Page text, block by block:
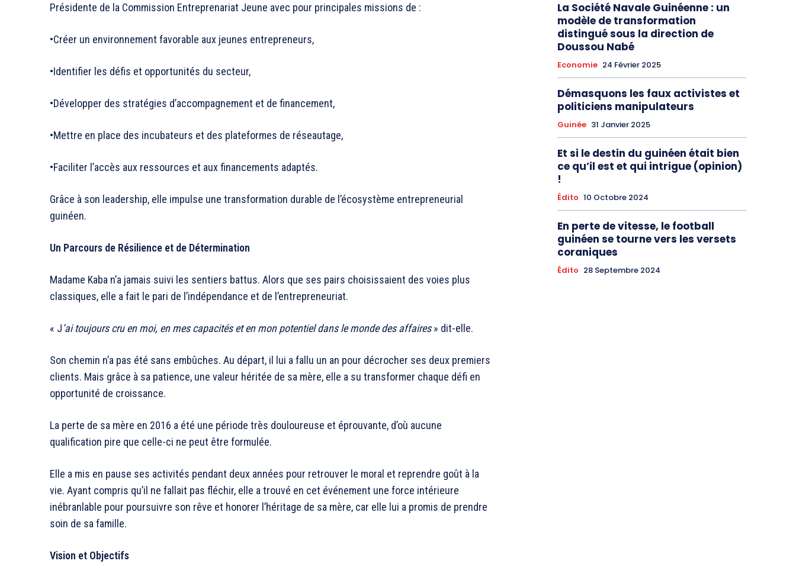
Présidente de la Commission Entreprenariat Jeune avec pour principales missions de :
•Créer un environnement favorable aux jeunes entrepreneurs,
•Identifier les défis et opportunités du secteur,
•Développer des stratégies d’accompagnement et de financement,
•Mettre en place des incubateurs et des plateformes de réseautage,
•Faciliter l’accès aux ressources et aux financements adaptés.
Grâce à son leadership, elle impulse une transformation durable de l’écosystème entrepreneurial
guinéen.
Un Parcours de Résilience et de Détermination
Madame Kaba n’a jamais suivi les sentiers battus. Alors que ses pairs choisissaient des voies plus
classiques, elle a fait le pari de l’indépendance et de l’entrepreneuriat.
« J’ai toujours cru en moi, en mes capacités et en mon potentiel dans le monde des affaires» dit-elle.
Son chemin n’a pas été sans embûches. Au départ, il lui a fallu un an pour décrocher ses deux premiers
clients. Mais grâce à sa patience, une valeur héritée de sa mère, elle a su transformer chaque défi en
opportunité de croissance.
La perte de sa mère en 2016 a été une période très douloureuse et éprouvante, d’où aucune
qualification pire que celle-ci ne peut être formulée.
Elle a mis en pause ses activités pendant deux années pour retrouver le moral et reprendre goût à la
vie. Ayant compris qu’il ne fallait pas fléchir, elle a trouvé en cet événement une force intérieure
inébranlable pour poursuivre son rêve et honorer l’héritage de sa mère, car elle lui a promis de prendre
soin de sa famille.
Vision et Objectifs
La Société Navale Guinéenne : un
modèle de transformation
distingué sous la direction de
Doussou Nabé
Economie 24 Février 2025
Démasquons les faux activistes et
politiciens manipulateurs
Guinée 31 Janvier 2025
Et si le destin du guinéen était bien
ce qu’il est et qui intrigue (opinion)
!
Édito 10 Octobre 2024
En perte de vitesse, le football
guinéen se tourne vers les versets
coraniques
Édito 28 Septembre 2024